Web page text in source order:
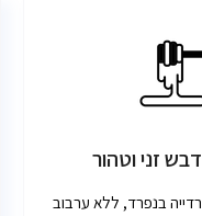
בנפרד, ללא ערבוב